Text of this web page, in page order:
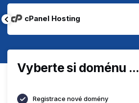
cPanel Hosting
Vyberte si doménu ...
Registrace nové domény